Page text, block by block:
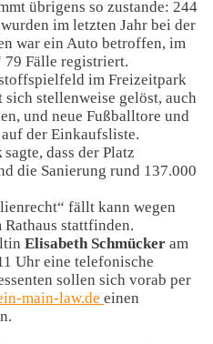
übrigens so zustande: 244
im letzten Jahr bei der
war ein Auto betroffen, im
79 Fälle registriert.
im Freizeitpark
stellenweise gelöst, auch
und neue Fußballtore und
der Einkaufsliste.
sagte, dass der Platz
die Sanierung rund 137.000
fällt kann wegen
stattfinden.
Elisabeth Schmücker am
Uhr eine telefonische
sollen sich vorab per
main-law.de einen